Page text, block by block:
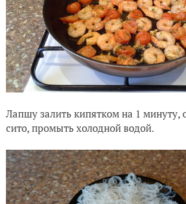
Лапшу залить кипятком на 1 минуту,
сито, промыть холодной водой.